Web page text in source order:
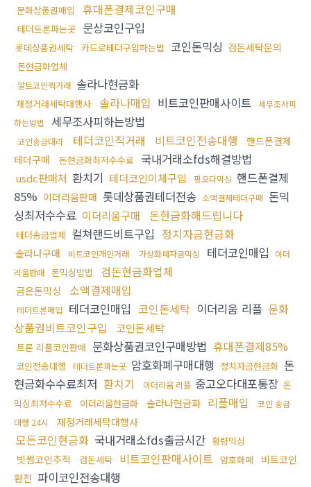
문화상품권매입 휴대폰결제코인구매
테더트론파는곳 문상코인구입
롯데상품권세탁 카드로테더구입하는법 코인돈믹싱 검돈세탁문의
돈현금화업체
알트코인퀵거래 솔라나현금화
재정거래세탁대행사 솔라나매입 비트코인판매사이트 세무조사피
하는방법
세무조사피하는방법
코인송금대리 테더코인직거래 비트코인전송대행
핸드폰결제
테더구매
돈현금화최저수수료 국내거래소fds해결방법
usdc판매처 환치기 테더코인이체구입 핑오다믹싱 핸드폰결제
85% 이더리움판매 롯데상품권테더전송 소액결제테더구매 돈믹
싱최저수수료 이더리움구매 돈현금화해드립니다
테더송금업체 컬쳐랜드비트구입 정치자금현금화
솔라나구매 비트코인개인거래 가상화폐자금믹싱 테더코인매입
이더
리움판매 돈믹싱방법 검돈현금화업체
금은돈믹싱 소액결제매입
테더트론매입 테더코인매입 코인돈세탁 이더리움 리플 문화
상품권비트코인구입
코인돈세탁
트론 리플코인판매 문화상품권코인구매방법 휴대폰결제85%
코인전송대행 테더트론파는곳 암호화폐구매대행 정치자금현금화 돈
현금화수수료최저 환치기 이더리움 리플 중고오다대포통장 돈
믹싱최저수수료
이더리움현금화 솔라나현금화 리플매입
코인 송금
대행 24시
재정거래세탁대행사
모든코인현금화 국내거래소fds출금시간 횡령믹싱
빗썸코인추적 검돈세탁 비트코인판매사이트 암호화폐
비트코인
환전 파이코인전송대행